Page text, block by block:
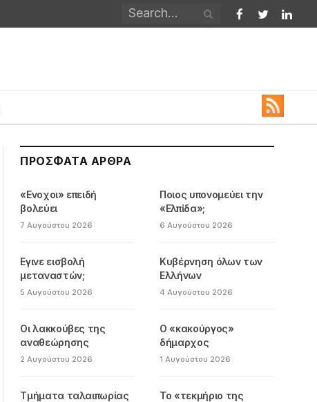
Facebook
Twitter
ΠΡΌΣΦΑΤΑ ΆΡΘΡΑ
«Ενοχοι» επειδή
βολεύει
7 Αυγούστου 2026
Ποιος υπονομεύει την
«Ελπίδα»;
6 Αυγούστου 2026
Εγινε εισβολή
μεταναστών;
5 Αυγούστου 2026
Κυβέρνηση όλων των
Ελλήνων
4 Αυγούστου 2026
Οι λακκούβες της
αναθεώρησης
2 Αυγούστου 2026
Ο «κακούργος»
δήμαρχος
1 Αυγούστου 2026
Τμήματα ταλαιπωρίας
Το «τεκμήριο της